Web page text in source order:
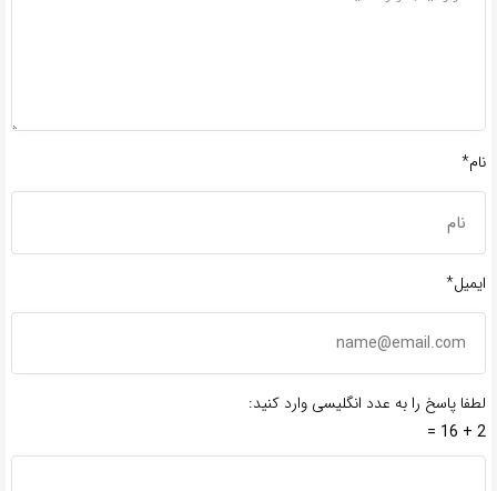
نام*
ایمیل*
لطفا پاسخ را به عدد انگلیسی وارد کنید:
2 + 16 =